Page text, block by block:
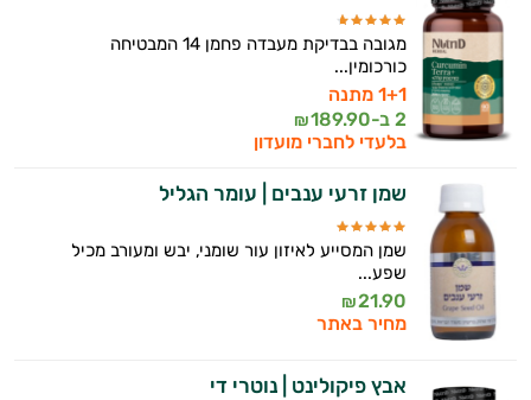
מגובה בבדיקת מעבדה פחמן 14 המבטיחה
כורכומין...
1+1 מתנה
2 ב-
189.90
₪
בלעדי לחברי מועדון
שמן זרעי ענבים | עומר הגליל
שמן המסייע לאיזון עור שומני, יבש ומעורב מכיל
שפע...
21.90
₪
מחיר באתר
אבץ פיקולינט | נוטרי די